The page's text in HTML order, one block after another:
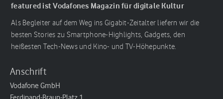
featured ist Vodafones Magazin für digitale Kultur
Als Begleiter auf dem Weg ins Gigabit-Zeitalter liefern wir die
besten Stories zu Smartphone-Highlights, Gadgets, den
heißesten Tech-News und Kino- und TV-Höhepunkte.
Anschrift
Vodafone GmbH